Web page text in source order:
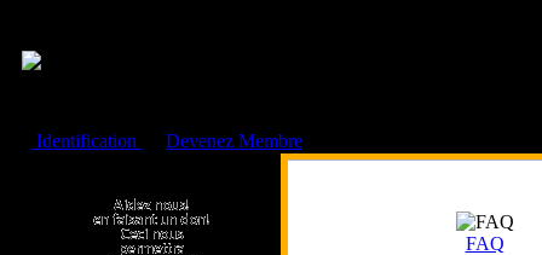
Identification
Devenez Membre
FAQ